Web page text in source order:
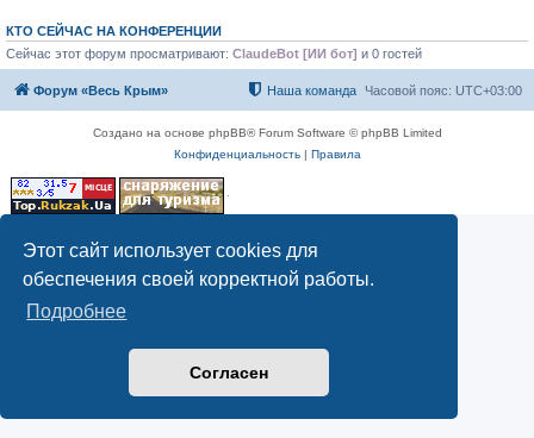
Этот сайт использует cookies для
обеспечения своей корректной работы.
Подробнее
Согласен
КТО СЕЙЧАС НА КОНФЕРЕНЦИИ
Сейчас этот форум просматривают: ClaudeBot [ИИ бот] и 0 гостей
Форум «Весь Крым» Часовой пояс: UTC+03:00
Наша команда
Создано на основе phpBB® Forum Software © phpBB Limited
Конфиденциальность| Правила